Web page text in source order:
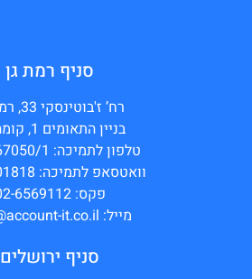
סניף רמת גן
רח’ ז'בוטינסקי 33, רמת-גן
בניין התאומים 1, קומה 11
טלפון לתמיכה: 02-6567050/1
וואטסאפ לתמיכה: 0528401818
פקס: 02-6569112
מייל: info@account-it.co.il
סניף ירושלים